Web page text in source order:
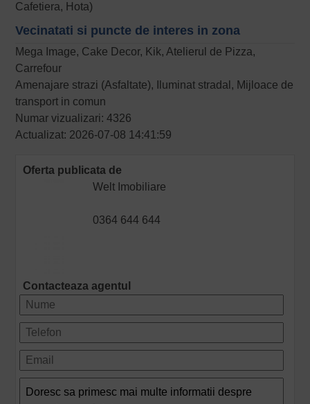
Cafetiera, Hota)
Vecinatati si puncte de interes in zona
Mega Image, Cake Decor, Kik, Atelierul de Pizza,
Carrefour
Amenajare strazi (Asfaltate), Iluminat stradal, Mijloace de
transport in comun
Numar vizualizari: 4326
Actualizat: 2026-07-08 14:41:59
Oferta publicata de
Welt Imobiliare
0364 644 644
Contacteaza agentul